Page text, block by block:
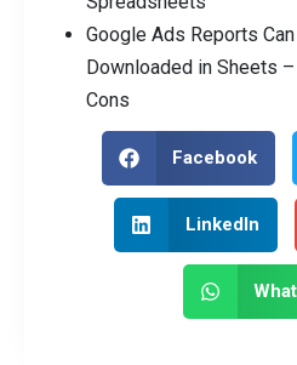
Google Ads Reports
Downloaded in Sheets
Cons
Facebook
LinkedIn